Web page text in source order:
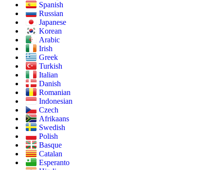
Spanish
Russian
Japanese
Korean
Arabic
Irish
Greek
Turkish
Italian
Danish
Romanian
Indonesian
Czech
Afrikaans
Swedish
Polish
Basque
Catalan
Esperanto